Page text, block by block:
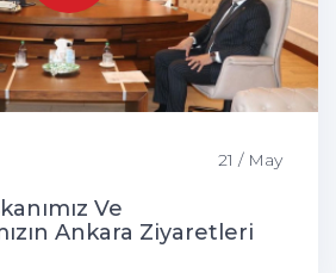
21 / May
Ve
Ankara Ziyaretleri